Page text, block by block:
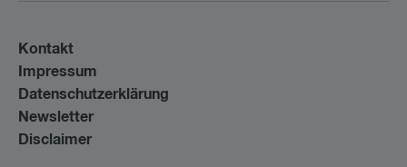
Kontakt
Impressum
Datenschutzerklärung
Newsletter
Disclaimer